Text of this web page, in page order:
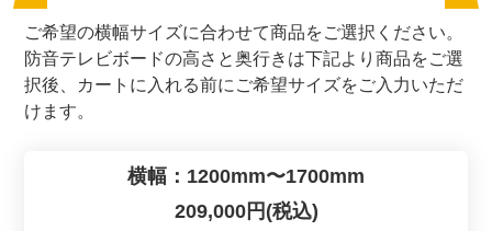
ご希望の横幅サイズに合わせて商品をご選択ください。
防音テレビボードの高さと奥行きは下記より商品をご選
択後、カートに入れる前にご希望サイズをご入力いただ
けます。
横幅：1200mm〜1700mm
209,000円(税込)